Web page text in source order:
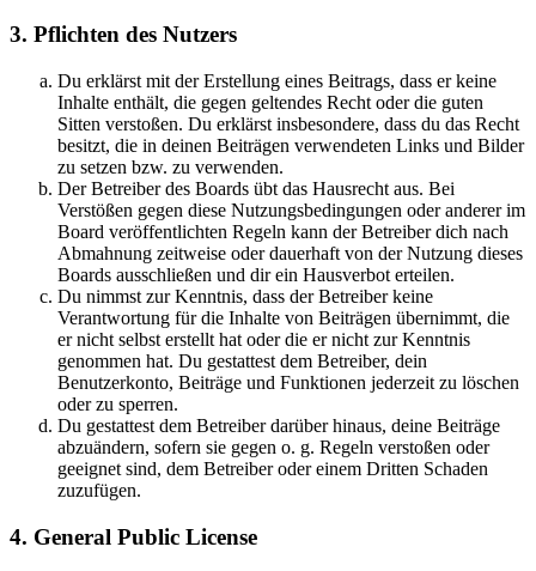
3. Pflichten des Nutzers
Du erklärst mit der Erstellung eines Beitrags, dass er keine
Inhalte enthält, die gegen geltendes Recht oder die guten
Sitten verstoßen. Du erklärst insbesondere, dass du das Recht
besitzt, die in deinen Beiträgen verwendeten Links und Bilder
zu setzen bzw. zu verwenden.
Der Betreiber des Boards übt das Hausrecht aus. Bei
Verstößen gegen diese Nutzungsbedingungen oder anderer im
Board veröffentlichten Regeln kann der Betreiber dich nach
Abmahnung zeitweise oder dauerhaft von der Nutzung dieses
Boards ausschließen und dir ein Hausverbot erteilen.
Du nimmst zur Kenntnis, dass der Betreiber keine
Verantwortung für die Inhalte von Beiträgen übernimmt, die
er nicht selbst erstellt hat oder die er nicht zur Kenntnis
genommen hat. Du gestattest dem Betreiber, dein
Benutzerkonto, Beiträge und Funktionen jederzeit zu löschen
oder zu sperren.
Du gestattest dem Betreiber darüber hinaus, deine Beiträge
abzuändern, sofern sie gegen o. g. Regeln verstoßen oder
geeignet sind, dem Betreiber oder einem Dritten Schaden
zuzufügen.
4. General Public License